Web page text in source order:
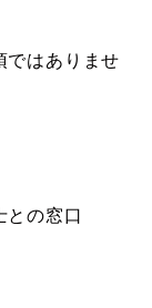
ではありませ
の窓口